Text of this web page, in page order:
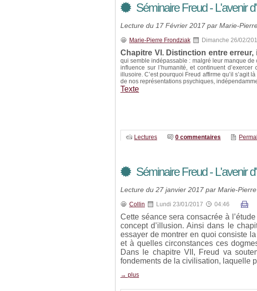
Séminaire Freud - L'avenir
Lecture du 17 Février 2017 par Marie-
Marie-Pierre Frondziak Dimanche 26/02/
Chapitre VI. Distinction entre
qui semble indépassable : malgré leur manque
influence sur l’humanité, et continuent
illusoire. C’est pourquoi Freud affirme qu’il s’agit
de nos représentations psychiques,
Texte
Lectures 0 commentaires
Séminaire Freud - L'avenir
Lecture du 27 janvier 2017 par Marie-
Collin Lundi 23/01/2017 04:46
Cette séance sera consacrée à
concept d’illusion. Ainsi dans le
essayer de montrer en quoi consiste
et à quelles circonstances ces
Dans le chapitre VII, Freud va
fondements de la civilisation, laquelle
→ plus